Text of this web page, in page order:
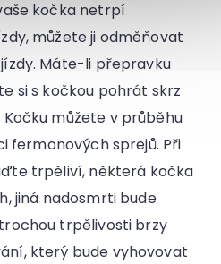
kočka netrpí
můžete ji odměňovat
Máte-li přepravku
si s kočkou pohrát skrz
můžete v průběhu
fermonových sprejů. Při
trpěliví, některá kočka
jiná nadosmrti bude
trpělivosti brzy
který bude vyhovovat